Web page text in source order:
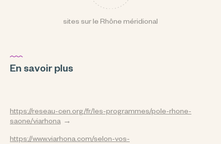
sites sur le Rhône méridional
En savoir plus
https://reseau-cen.org/fr/les-programmes/pole-rhone-
saone/viarhona
https://www.viarhona.com/selon-vos-